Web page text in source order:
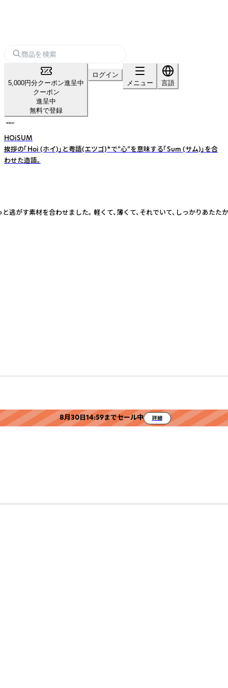
5,000円分クーポン進呈中
クーポン
進呈中
無料で登録
ログイン
メニュー
言語
HOiSUM
挨拶の「Hoi (ホイ)」と粤語(エツゴ)*で”心”を意味する「Sum (サム)」を合
わせた造語。
す素材を合わせました。 軽くて、薄くて、それでいて、しっかりあ
8月30日14:59までセール中 詳細